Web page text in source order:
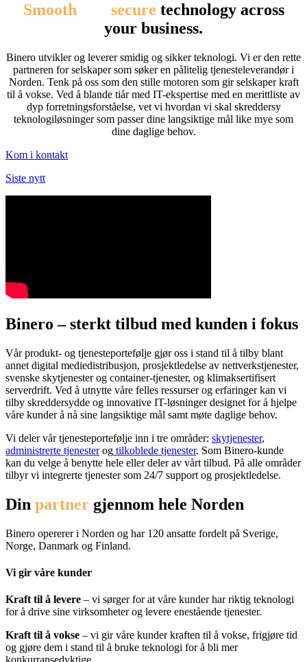
Smooth secure technology across
your business.
Binero utvikler og leverer smidig og sikker teknologi. Vi er den rette
partneren for selskaper som søker en pålitelig tjenesteleverandør i
Norden. Tenk på oss som den stille motoren som gir selskaper kraft
til å vokse. Ved å blande tiår med IT-ekspertise med en merittliste av
dyp forretningsforståelse, vet vi hvordan vi skal skreddersy
teknologiløsninger som passer dine langsiktige mål like mye som
dine daglige behov.
Kom i kontakt
Siste nytt
Binero – sterkt tilbud med kunden i fokus
Vår produkt- og tjenesteportefølje gjør oss i stand til å tilby blant
annet digital mediedistribusjon, prosjektledelse av nettverkstjenester,
svenske skytjenester og container-tjenester, og klimaksertifisert
serverdrift. Ved å utnytte våre felles ressurser og erfaringer kan vi
tilby skreddersydde og innovative IT-løsninger designet for å hjelpe
våre kunder å nå sine langsiktige mål samt møte daglige behov.
Vi deler vår tjenesteportefølje inn i tre områder: skytjenester,
administrerte tjenesterog tilkoblede tjenester. Som Binero-kunde
kan du velge å benytte hele eller deler av vårt tilbud. På alle områder
tilbyr vi integrerte tjenester som 24/7 support og prosjektledelse.
Din partner gjennom hele Norden
Binero opererer i Norden og har 120 ansatte fordelt på Sverige,
Norge, Danmark og Finland.
Vi gir våre kunder
Kraft til å levere – vi sørger for at våre kunder har riktig teknologi
for å drive sine virksomheter og levere enestående tjenester.
Kraft til å vokse – vi gir våre kunder kraften til å vokse, frigjøre tid
og gjøre dem i stand til å bruke teknologi for å bli mer